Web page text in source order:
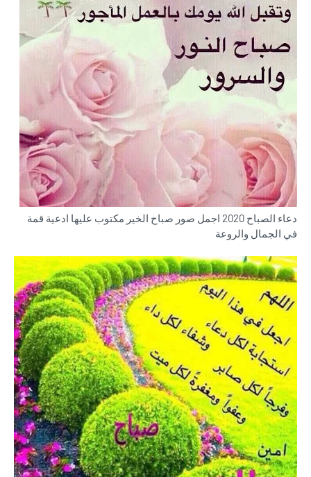
دعاء الصباح 2020 اجمل صور صباح الخير مكتوب عليها ادعية قمة
في الجمال والروعة